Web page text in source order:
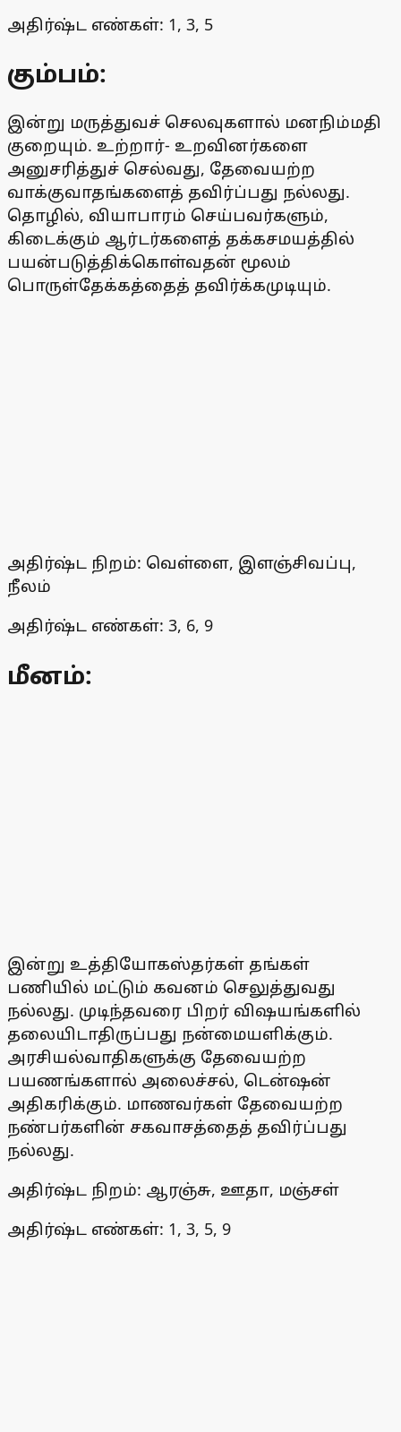
அதிர்ஷ்ட எண்கள்: 1, 3, 5
கும்பம்:
இன்று மருத்துவச் செலவுகளால் மனநிம்மதி
குறையும். உற்றார்- உறவினர்களை
அனுசரித்துச் செல்வது, தேவையற்ற
வாக்குவாதங்களைத் தவிர்ப்பது நல்லது.
தொழில், வியாபாரம் செய்பவர்களும்,
கிடைக்கும் ஆர்டர்களைத் தக்கசமயத்தில்
பயன்படுத்திக்கொள்வதன் மூலம்
பொருள்தேக்கத்தைத் தவிர்க்கமுடியும்.
அதிர்ஷ்ட நிறம்: வெள்ளை, இளஞ்சிவப்பு,
நீலம்
அதிர்ஷ்ட எண்கள்: 3, 6, 9
மீனம்:
இன்று உத்தியோகஸ்தர்கள் தங்கள்
பணியில் மட்டும் கவனம் செலுத்துவது
நல்லது. முடிந்தவரை பிறர் விஷயங்களில்
தலையிடாதிருப்பது நன்மையளிக்கும்.
அரசியல்வாதிகளுக்கு தேவையற்ற
பயணங்களால் அலைச்சல், டென்ஷன்
அதிகரிக்கும். மாணவர்கள் தேவையற்ற
நண்பர்களின் சகவாசத்தைத் தவிர்ப்பது
நல்லது.
அதிர்ஷ்ட நிறம்: ஆரஞ்சு, ஊதா, மஞ்சள்
அதிர்ஷ்ட எண்கள்: 1, 3, 5, 9